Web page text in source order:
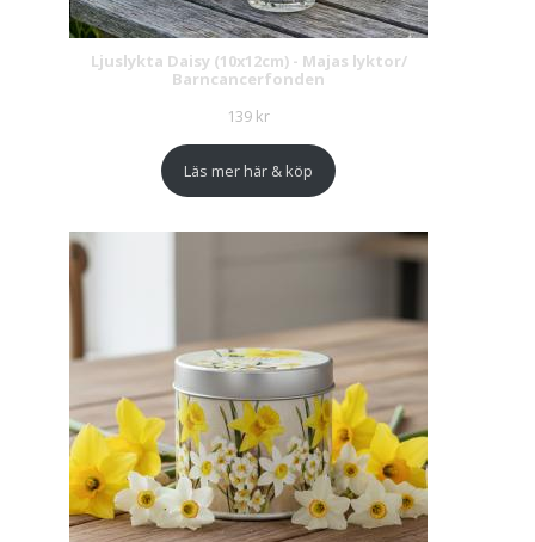
Ljuslykta Daisy (10x12cm) - Majas lyktor/
Barncancerfonden
139 kr
Läs mer här & köp